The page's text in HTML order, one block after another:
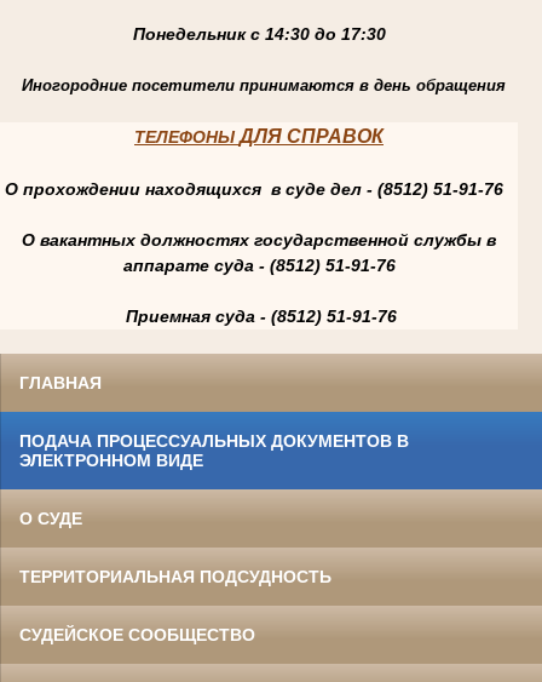
Понедельник с 14:30 до 17:30
Иногородние посетители принимаются в день обращения
ТЕЛЕФОНЫДЛЯ СПРАВОК
О прохождении находящихся в суде дел - (8512) 51-91-76
О вакантных должностях государственной службы в
аппарате суда - (8512) 51-91-76
Приемная суда - (8512) 51-91-76
ГЛАВНАЯ
ПОДАЧА ПРОЦЕССУАЛЬНЫХ ДОКУМЕНТОВ В
ЭЛЕКТРОННОМ ВИДЕ
О СУДЕ
ТЕРРИТОРИАЛЬНАЯ ПОДСУДНОСТЬ
СУДЕЙСКОЕ СООБЩЕСТВО